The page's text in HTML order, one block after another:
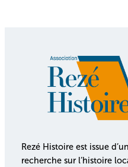
Rezé Histoire est issue
recherche sur l’histoire